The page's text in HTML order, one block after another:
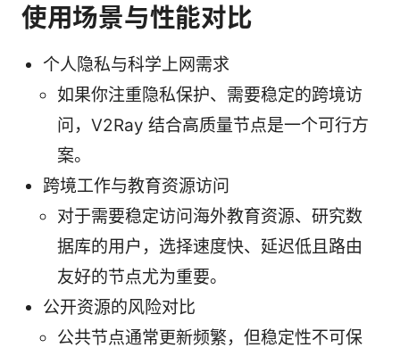
使用场景与性能对比
个人隐私与科学上网需求
如果你注重隐私保护、需要稳定的跨境访
问，V2Ray 结合高质量节点是一个可行方
案。
跨境工作与教育资源访问
对于需要稳定访问海外教育资源、研究数
据库的用户，选择速度快、延迟低且路由
友好的节点尤为重要。
公开资源的风险对比
公共节点通常更新频繁，但稳定性不可保